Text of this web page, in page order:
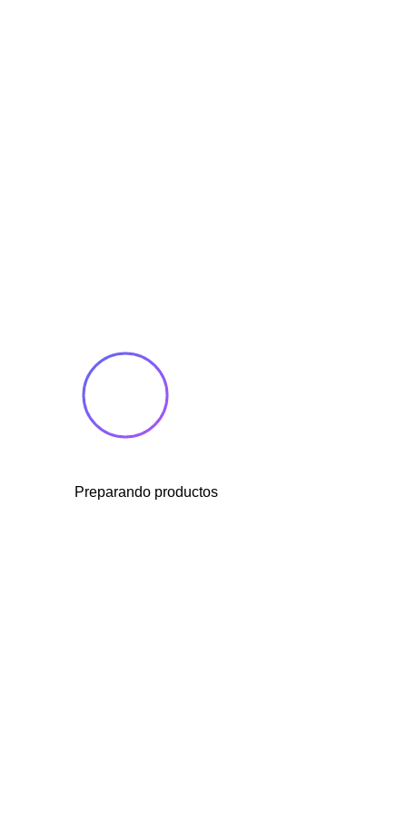
Preparando productos